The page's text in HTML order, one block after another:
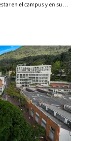
en el campus y en su